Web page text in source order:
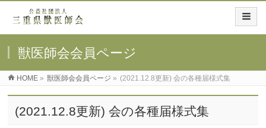
獣医師会会員ページ
HOME » 獣医師会会員ページ » (2021.12.8更新) 会の各種届様式集
(2021.12.8更新) 会の各種届様式集